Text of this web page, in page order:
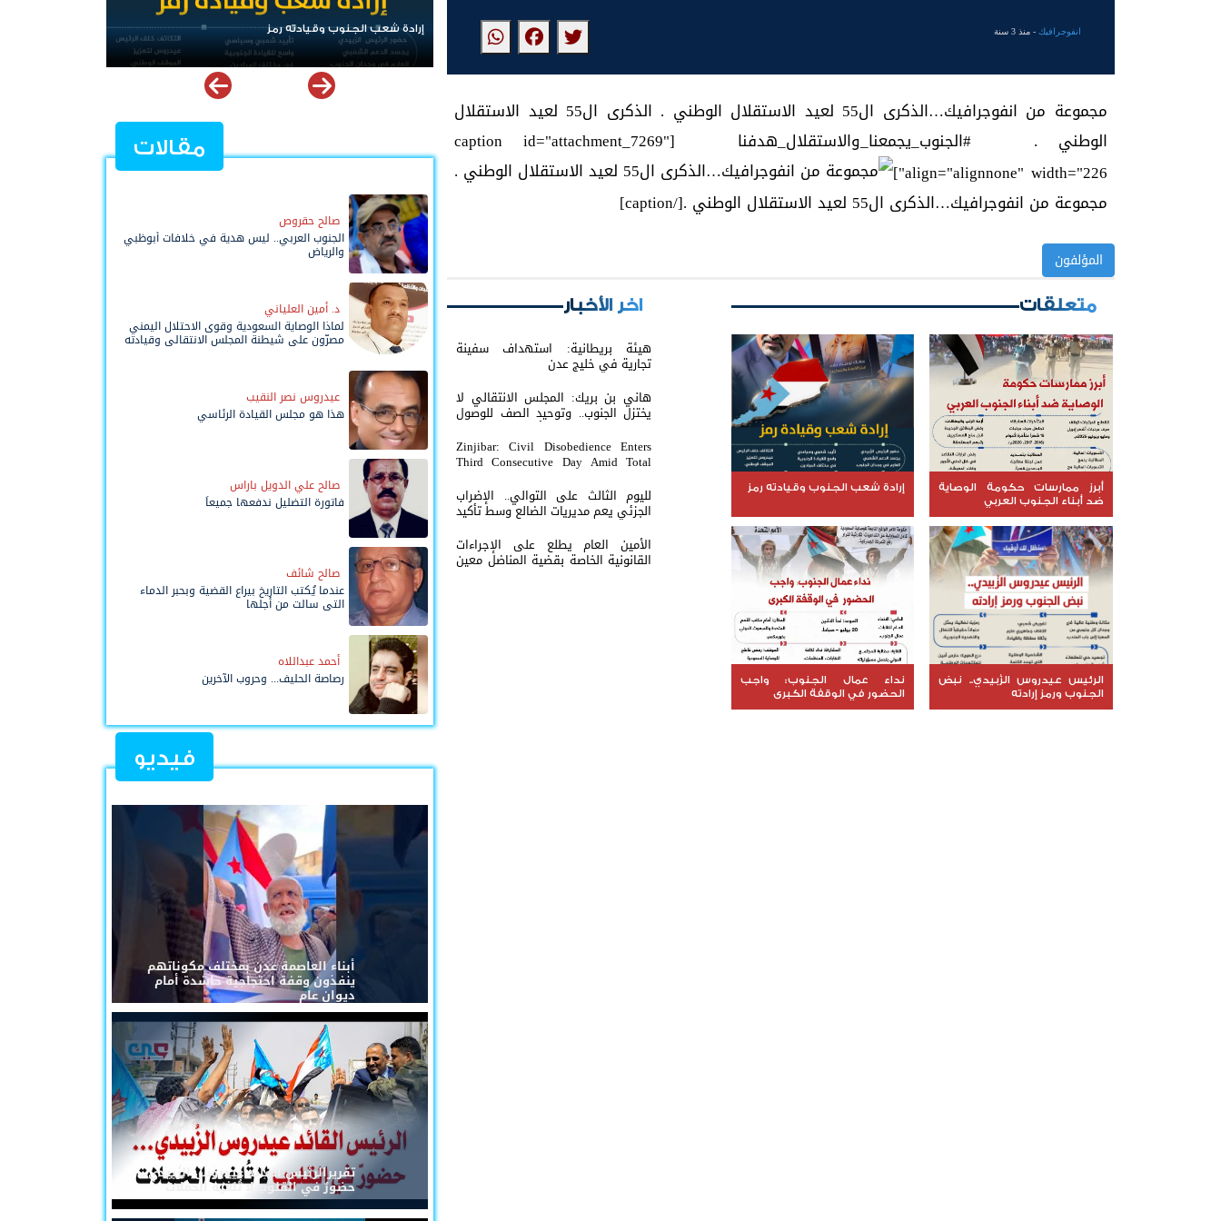
انفوجرافيك- منذ 3 سنة
مجموعة من انفوجرافيك…‏الذكرى ال55 لعيد الاستقلال الوطني . ‏الذكرى ال55 لعيد الاستقلال
الوطني . ‎#الجنوب_يجمعنا_والاستقلال_هدفنا [caption id="attachment_7269"
align="alignnone" width="226"]
مجموعة من انفوجرافيك…‏الذكرى ال55 لعيد الاستقلال الوطني .[/caption]
المؤلفون
متعلقات
أبرز ممارسات حكومة الوصاية
ضد أبناء الجنوب العربي
إرادة شعب الجنوب وقيادته رمز
الرئيس عيدروس الزُبيدي.. نبض
الجنوب ورمز إرادته
نداء عمال الجنوب: واجب
الحضور في الوقفة الكبرى
اخر الأخبار
هيئة بريطانية: استهداف سفينة
تجارية في خليج عدن
هاني بن بريك: المجلس الانتقالي لا
يختزل الجنوب.. وتوحيد الصف للوصول
لاستعادة الدولة أولوية تفرضها
الحكمة
Zinjibar: Civil Disobedience Enters
Third Consecutive Day Amid Total
Widespread Public Engagement.
لليوم الثالث على التوالي.. الإضراب
الجزئي يعم مديريات الضالع وسط تأكيد
على مواصلة التصعيد حتى انتزاع
الحقوق
الأمين العام يطلع على الإجراءات
القانونية الخاصة بقضية المناضل معين
إرادة شعب الجنوب وقيادته رمز
مقالات
صالح حقروص
الجنوب العربي.. ليس هدية في خلافات أبوظبي
والرياض
د. أمين العلياني
لماذا الوصاية السعودية وقوى الاحتلال اليمني
مصرّون على شيطنة المجلس الانتقالي وقيادته
عيدروس نصر النقيب
هذا هو مجلس القيادة الرئاسي
صالح علي الدويل باراس
فاتورة التضليل ندفعها جميعاً
صالح شائف
عندما يُكتب التاريخ بيراع القضية وبحبر الدماء
التي سالت من أجلها
أحمد عبداللاه
رصاصة الحليف... وحروب الآخرين
فيديو
أبناء العاصمة عدن بمختلف مكوناتهم
ينفذون وقفة احتجاجية حاشدة أمام
ديوان عام
تقريرالرئيس القائد عيدروس الزُبيدي...
حضورٌ في القلوب لا تُلغيه الحملات